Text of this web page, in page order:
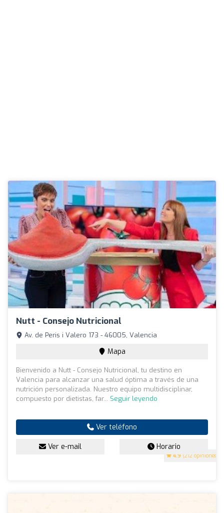
Nutt - Consejo Nutricional
4.9 (212 opiniones)
Av. de Peris i Valero 173 - 46005, Valencia
Mapa
Bienvenido a Nutt - Consejo Nutricional, tu destino en
Valencia para alcanzar una salud óptima a través de una
nutrición personalizada. Nuestro equipo multidisciplinar,
compuesto por dietistas, far... Seguir leyendo
Ver teléfono
Ver e-mail Horario